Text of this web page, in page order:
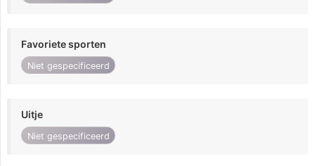
Favoriete sporten
Niet gespecificeerd
Uitje
Niet gespecificeerd